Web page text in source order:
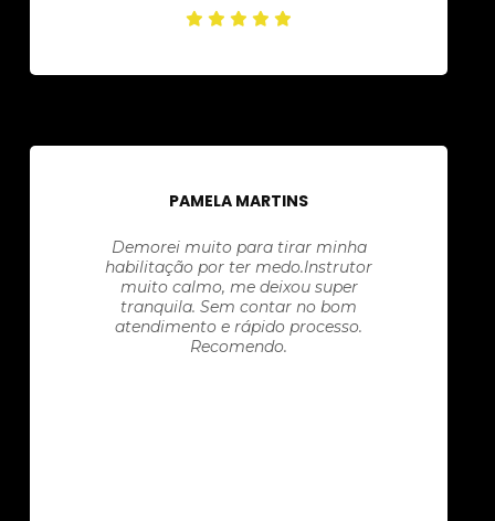
PAMELA MARTINS
Demorei muito para tirar minha
habilitação por ter medo.Instrutor
muito calmo, me deixou super
tranquila. Sem contar no bom
atendimento e rápido processo.
Recomendo.